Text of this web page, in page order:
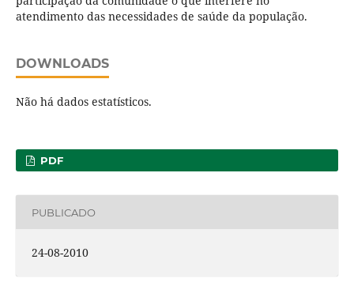
atendimento das necessidades de saúde da população.
DOWNLOADS
Não há dados estatísticos.
PDF
PUBLICADO
24-08-2010